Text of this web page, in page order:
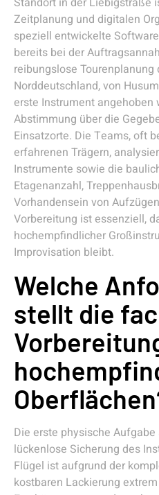
Zeitplanung und digitalen
speziell entwickelte
bereits bei der
reibungslose Tourenplanung
Norddeutschland, von
erste Instrument
Abstimmung über die
Einsatzorte. Die Teams, oft
erfahrenen Trägern,
Instrumente sowie die
Etagenanzahl,
Vorhandensein von
Vorbereitung ist essenziell,
hochempfindlicher
Improvisation bleibt.
Welche
stellt die
Die erste physische
lückenlose Sicherung des
Flügel ist aufgrund der
kostbaren Lackierung